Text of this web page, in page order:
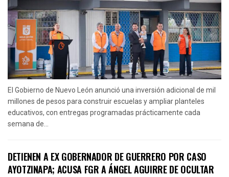
El Gobierno de Nuevo León anunció una inversión adicional de mil
millones de pesos para construir escuelas y ampliar planteles
educativos, con entregas programadas prácticamente cada
semana de...
DETIENEN A EX GOBERNADOR DE GUERRERO POR CASO
AYOTZINAPA; ACUSA FGR A ÁNGEL AGUIRRE DE OCULTAR